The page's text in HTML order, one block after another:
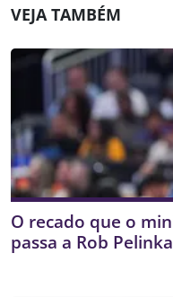
VEJA TAMBÉM
O recado que o
passa a Rob Pelinka